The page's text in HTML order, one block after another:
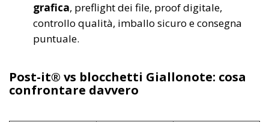
grafica, preflight dei file, proof digitale,
controllo qualità, imballo sicuro e consegna
puntuale.
Post-it® vs blocchetti Giallonote: cosa
confrontare davvero